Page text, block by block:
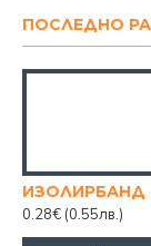
ПОСЛЕДНО
0.28€ (0.55лв.)